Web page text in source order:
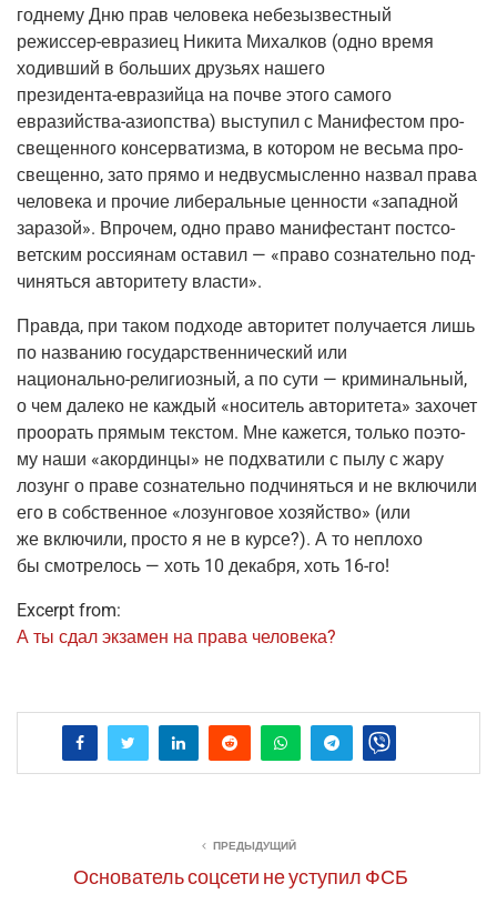
год­не­му Дню прав чело­ве­ка небезыз­вест­ный
режис­сер-евра­зи­ец Ники­та Михал­ков (одно вре­мя
ходив­ший в боль­ших дру­зьях наше­го
пре­зи­ден­та-евразий­ца на поч­ве это­го само­го
евразий­ства-ази­оп­ства) высту­пил с Мани­фе­стом про­
све­щен­но­го кон­сер­ва­тиз­ма, в кото­ром не весь­ма про­
све­щен­но, зато пря­мо и недву­смыс­лен­но назвал пра­ва
чело­ве­ка и про­чие либе­раль­ные цен­но­сти «запад­ной
зара­зой». Впро­чем, одно пра­во мани­фе­стант пост­со­
вет­ским рос­си­я­нам оста­вил — «пра­во созна­тель­но под­
чи­нять­ся авто­ри­те­ту власти».
Прав­да, при таком под­хо­де авто­ри­тет полу­ча­ет­ся лишь
по назва­нию госу­дар­ствен­ни­че­ский или
наци­о­наль­но-рели­ги­оз­ный, а по сути — кри­ми­наль­ный,
о чем дале­ко не каж­дый «носи­тель авто­ри­те­та» захо­чет
про­орать пря­мым тек­стом. Мне кажет­ся, толь­ко поэто­
му наши «акор­дин­цы» не под­хва­ти­ли с пылу с жару
лозунг о пра­ве созна­тель­но под­чи­нять­ся и не вклю­чи­ли
его в соб­ствен­ное «лозун­го­вое хозяй­ство» (или
же вклю­чи­ли, про­сто я не в кур­се?). А то непло­хо
бы смот­ре­лось — хоть 10 декаб­ря, хоть 16-го!
Excerpt from:
А ты сдал экза­мен на пра­ва человека?
ПРЕДЫДУЩИЙ
Основатель соцсети не уступил ФСБ